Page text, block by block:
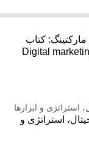
کتاب
Digital
استراتژی و